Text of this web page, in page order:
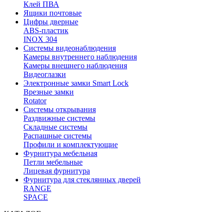
Клей ПВА
Ящики почтовые
Цифры дверные
ABS-пластик
INOX 304
Системы видеонаблюдения
Камеры внутреннего наблюдения
Камеры внешнего наблюдения
Видеоглазки
Электронные замки Smart Lock
Врезные замки
Rotator
Системы открывания
Раздвижные системы
Складные системы
Распашные системы
Профили и комплектующие
Фурнитура мебельная
Петли мебельные
Лицевая фурнитура
Фурнитура для стеклянных дверей
RANGE
SPACE